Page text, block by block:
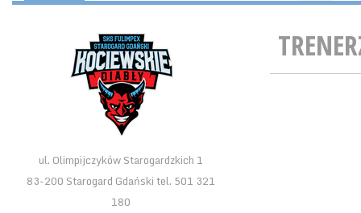
ul. Olimpijczyków Starogardzkich 1
83-200 Starogard Gdański tel. 501 321
180